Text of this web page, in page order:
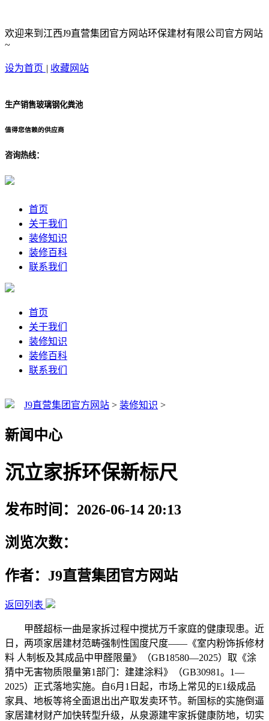
欢迎来到江西J9直营集团官方网站环保建材有限公司官方网站
~
设为首页 | 收藏网站
生产销售玻璃钢化粪池
值得您信赖的供应商
咨询热线：
首页
关于我们
装修知识
装修百科
联系我们
首页
关于我们
装修知识
装修百科
联系我们
J9直营集团官方网站 > 装修知识 >
新闻中心
沉立家拆环保新标尺
发布时间：2026-06-14 20:13
浏览次数：
作者：J9直营集团官方网站
返回列表
甲醛超标一曲是家拆过程中搅扰万千家庭的健康现患。近
日，两项家居建材范畴强制性国度尺度——《室内粉饰拆修材
料 人制板及其成品中甲醛限量》（GB18580—2025）取《涂
猜中无害物质限量第1部门：建建涂料》（GB30981。1—
2025）正式落地实施。自6月1日起，市场上常见的E1级成品
家具、地板等将全面退出出产取发卖环节。新国标的实施倒逼
家居建材财产加快转型升级，从泉源建牢家拆健康防地，切实